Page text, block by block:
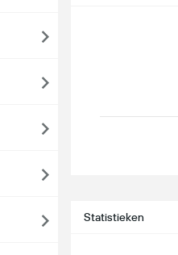
Statistieken